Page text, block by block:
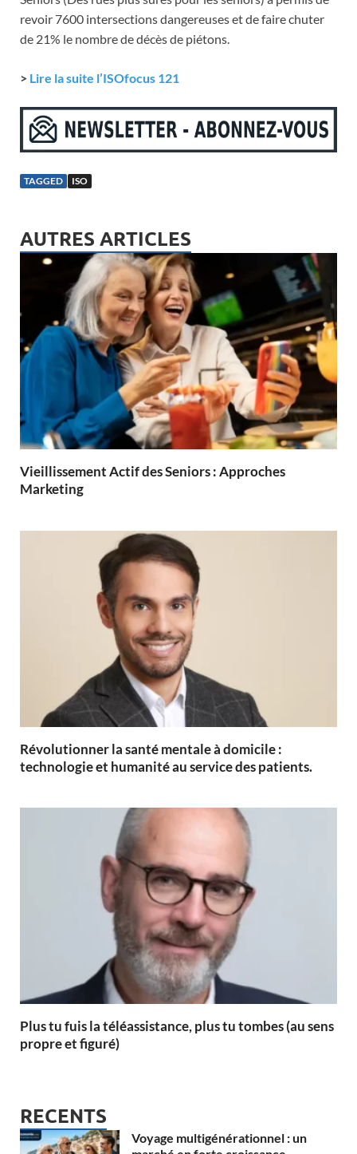
revoir 7600 intersections dangereuses et de faire chuter
de 21% le nombre de décès de piétons.
> Lire la suite l’ISOfocus 121
TAGGED ISO
AUTRES ARTICLES
Vieillissement Actif des Seniors : Approches
Marketing
Révolutionner la santé mentale à domicile :
technologie et humanité au service des patients.
Plus tu fuis la téléassistance, plus tu tombes (au sens
propre et figuré)
RECENTS
Voyage multigénérationnel : un